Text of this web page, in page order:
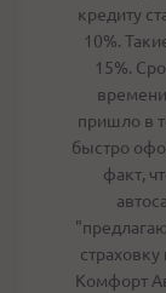
кредиту
10%.
15%.
пришло в
быстро
факт,
Комфорт